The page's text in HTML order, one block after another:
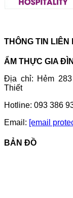
THÔNG TIN LIÊN
ẨM THỰC GIA
Địa chỉ: Hẻm
Thiết
Hotline: 093 386
Email: [email
BẢN ĐỒ